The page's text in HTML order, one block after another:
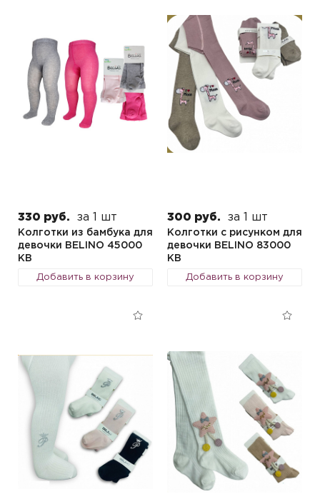
330 руб. за 1 шт
Колготки из бамбука для
девочки BELINO 45000
KB
Добавить в корзину
300 руб. за 1 шт
Колготки с рисунком для
девочки BELINO 83000
KB
Добавить в корзину